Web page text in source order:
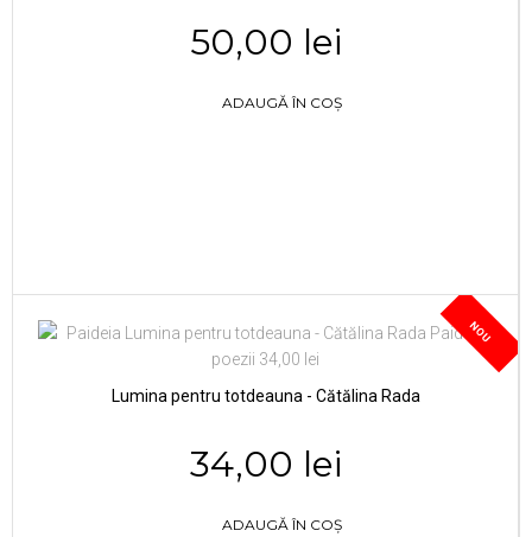
50,00 lei
ADAUGĂ ÎN COȘ
NOU
Lumina pentru totdeauna - Cătălina Rada
34,00 lei
ADAUGĂ ÎN COȘ